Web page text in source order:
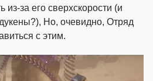
из-за его сверхскорости (и
Но, очевидно, Отряд
с этим.